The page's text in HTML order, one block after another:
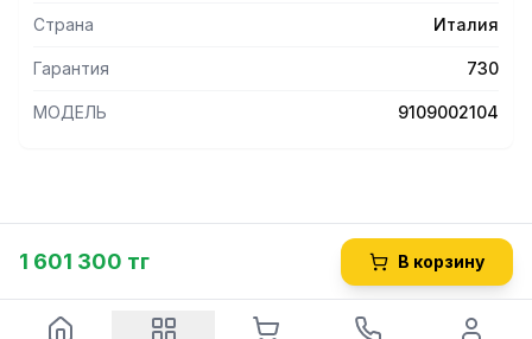
Страна Италия
Гарантия 730
МОДЕЛЬ 9109002104
1 601 300 тг В корзину